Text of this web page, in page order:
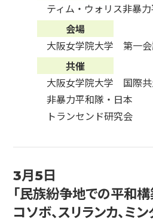
ティム・ウォリス非暴
会場
大阪女学院大学 第一
共催
大阪女学院大学 国際
非暴力平和隊・日本
トランセンド研究会
3月5日
「民族紛争地での平和
コソボ、スリランカ、ミ